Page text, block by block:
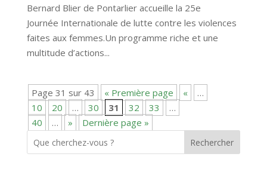
Bernard Blier de Pontarlier accueille la 25e
Journée Internationale de lutte contre les violences
faites aux femmes.Un programme riche et une
multitude d’actions...
Page 31 sur 43 « Première page «
…
10
20 … 30 31 32 33
…
40
… » Dernière page »
Rechercher